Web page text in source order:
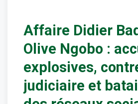
Affaire Didier
Olive Ngobo :
explosives,
judiciaire et